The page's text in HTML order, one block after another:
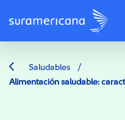
Saludables /
Alimentación saludable: